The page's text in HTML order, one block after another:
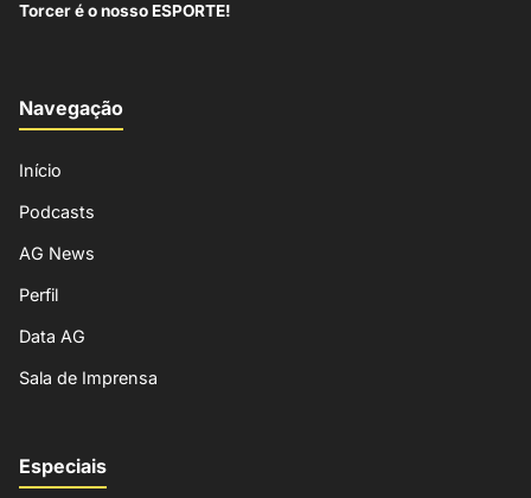
Torcer é o nosso ESPORTE!
Navegação
Início
Podcasts
AG News
Perfil
Data AG
Sala de Imprensa
Especiais